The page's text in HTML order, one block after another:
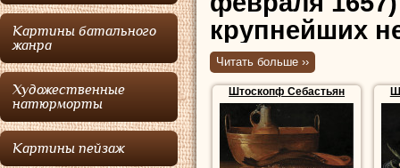
Картины батального
жанра
Художественные
натюрморты
Картины пейзаж
крупнейших
первой
Штоскопф
курьера. Уже в
особый талант
Читать больше ››
Штоскопф Себастьян